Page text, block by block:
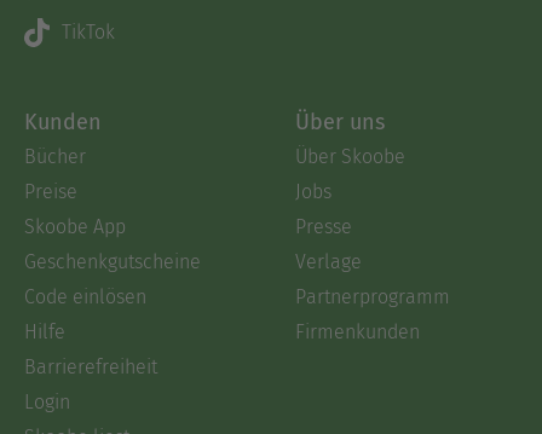
TikTok
Kunden
Bücher
Preise
Skoobe App
Geschenkgutscheine
Code einlösen
Hilfe
Barrierefreiheit
Login
Über uns
Über Skoobe
Jobs
Presse
Verlage
Partnerprogramm
Firmenkunden